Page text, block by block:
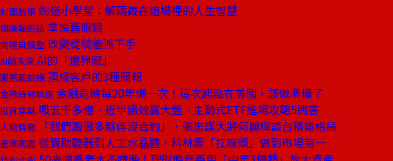
封面故事 劍道小學堂：解碼藏在道場裡的人生智慧
總編輯的話 拿掉舊眼鏡
商場自慢塾 改變從騎牆派下手
AI超未來 AI的「邊界感」
服務最前線 頂級客戶的3種簡報
金融時報精選 金融危機每20年爆一次！這次起點在美國，該做準備了
投資焦點 吸五千多億、近半績效贏大盤，主動式ETF進場攻略5問答
人物特寫 「我們跟很多夥伴沒合約」，張忠謀大將何麗梅談台積電格局
產業風雲 從賣助聽器到人工水晶體，科林靠「扛麻煩」做到市場第一